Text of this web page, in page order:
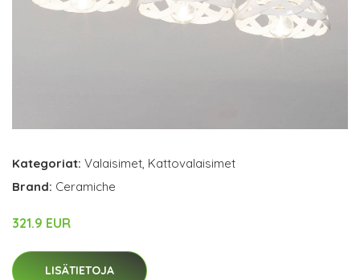
Kategoriat: Valaisimet, Kattovalaisimet
Brand: Ceramiche
321.9 EUR
LISÄTIETOJA